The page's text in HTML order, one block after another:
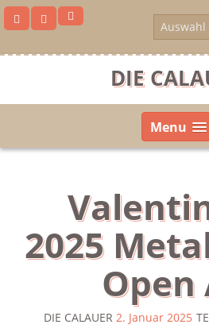
Skip
DIE
Menu
2025
Open
DIE CALAUER 2. Januar 2025